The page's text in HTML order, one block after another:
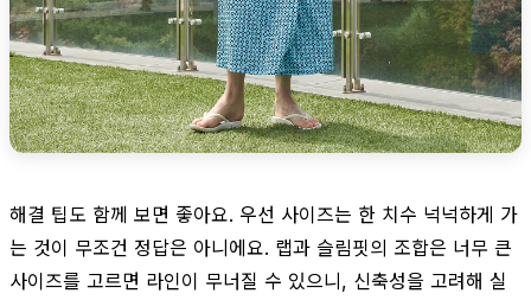
해결 팁도 함께 보면 좋아요. 우선 사이즈는 한 치수 넉넉하게 가
는 것이 무조건 정답은 아니에요. 랩과 슬림핏의 조합은 너무 큰
사이즈를 고르면 라인이 무너질 수 있으니, 신축성을 고려해 실